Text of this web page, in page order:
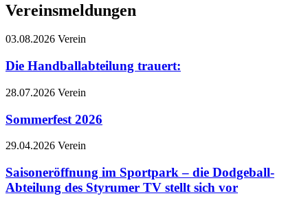
Vereinsmeldungen
03.08.2026 Verein
Die Handballabteilung trauert:
28.07.2026 Verein
Sommerfest 2026
29.04.2026 Verein
Saisoneröffnung im Sportpark – die Dodgeball-
Abteilung des Styrumer TV stellt sich vor